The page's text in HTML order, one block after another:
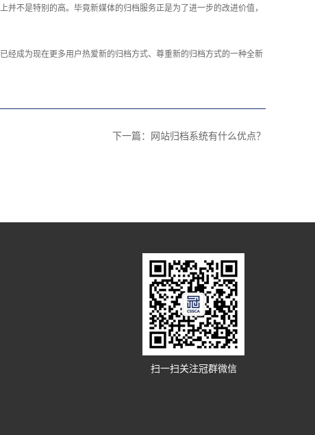
不是特别的高。毕竟新媒体的归档服务正是为了进一步的改进价值，
经成为现在更多用户热爱新的归档方式、尊重新的归档方式的一种全新
下一篇： 网站归档系统有什么优点？
扫一扫关注冠群微信